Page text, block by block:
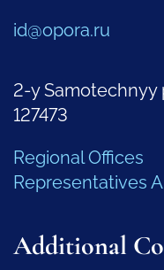
id@opora.ru
2-y
127473
Regional Offices
Representatives
Additional